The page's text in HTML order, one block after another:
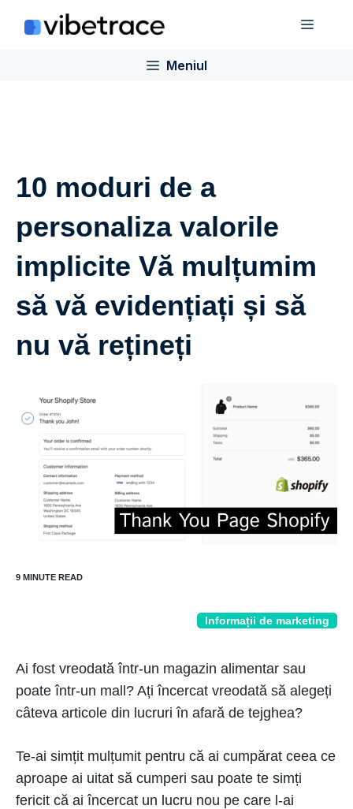
Meniul
10 moduri de a
personaliza valorile
implicite Vă mulțumim
să vă evidențiați și să
nu vă rețineți
Informații de marketing
Ai fost vreodată într-un magazin alimentar sau
poate într-un mall? Ați încercat vreodată să alegeți
câteva articole din lucruri în afară de tejghea?
Te-ai simțit mulțumit pentru că ai cumpărat ceea ce
aproape ai uitat să cumperi sau poate te simți
fericit că ai încercat un lucru nou pe care l-ai